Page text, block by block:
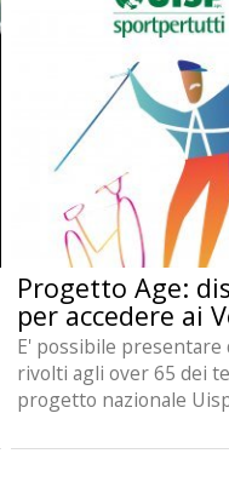
Progetto Age:
per accedere ai
E' possibile
rivolti agli over 65 dei
progetto nazionale